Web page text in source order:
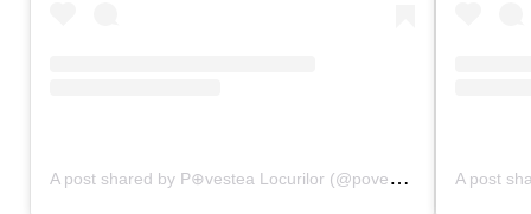
A
post shared by P⊕vestea Locurilor (@povestealocurilor) on